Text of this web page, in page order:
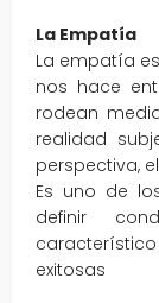
La Empatía
La empatía
nos hace
rodean
realidad
perspectiva,
Es uno de
definir
exitosas